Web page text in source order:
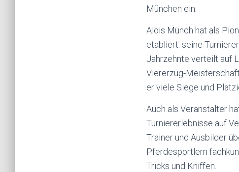
München ein.
Alois Münch hat als
etabliert. seine
Jahrzehnte verteilt auf
Viererzug-
er viele Siege und
Auch als Veranstalter
Turniererlebnisse auf
Trainer und Ausbilder
Pferdesportlern
Tricks und Kniffen.